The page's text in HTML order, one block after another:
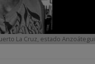
La Cruz, estado Anzoátegui